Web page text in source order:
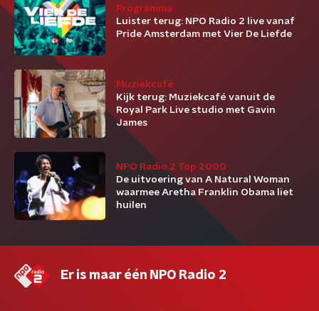
Programma
Luister terug: NPO Radio 2 live vanaf
Pride Amsterdam met Vier De Liefde
Muziekcafé
Kijk terug: Muziekcafé vanuit de
Royal Park Live studio met Gavin
James
NPO Radio 2 Top 2000
De uitvoering van A Natural Woman
waarmee Aretha Franklin Obama liet
huilen
Er is maar één NPO Radio 2